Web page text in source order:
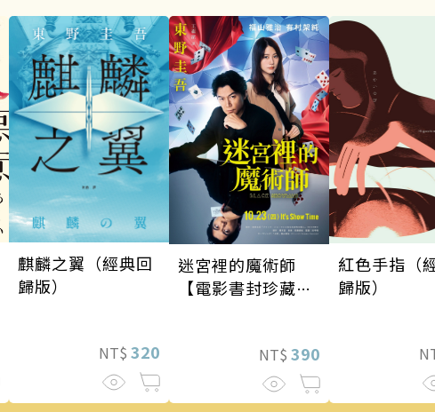
麒麟之翼（經典回
歸版）
NT$ 320
迷宮裡的魔術師
【電影書封珍藏
NT$ 390
紅色手指（
歸版）